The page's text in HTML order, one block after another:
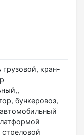
грузовой, кран-
бункеровоз,